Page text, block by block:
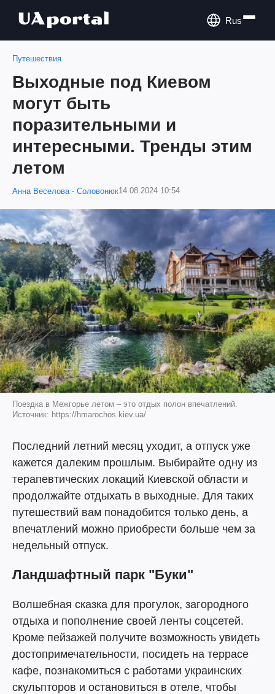
Rus
Путешествия
Выходные под Киевом
могут быть
поразительными и
интересными. Тренды этим
летом
Анна Веселова - Соловонюк14.08.2024 10:54
Поездка в Межгорье летом – это отдых полон впечатлений.
Источник: https://hmarochos.kiev.ua/
Последний летний месяц уходит, а отпуск уже
кажется далеким прошлым. Выбирайте одну из
терапевтических локаций Киевской области и
продолжайте отдыхать в выходные. Для таких
путешествий вам понадобится только день, а
впечатлений можно приобрести больше чем за
недельный отпуск.
Ландшафтный парк "Буки"
Волшебная сказка для прогулок, загородного
отдыха и пополнение своей ленты соцсетей.
Кроме пейзажей получите возможность увидеть
достопримечательности, посидеть на террасе
кафе, познакомиться с работами украинских
скульпторов и остановиться в отеле, чтобы